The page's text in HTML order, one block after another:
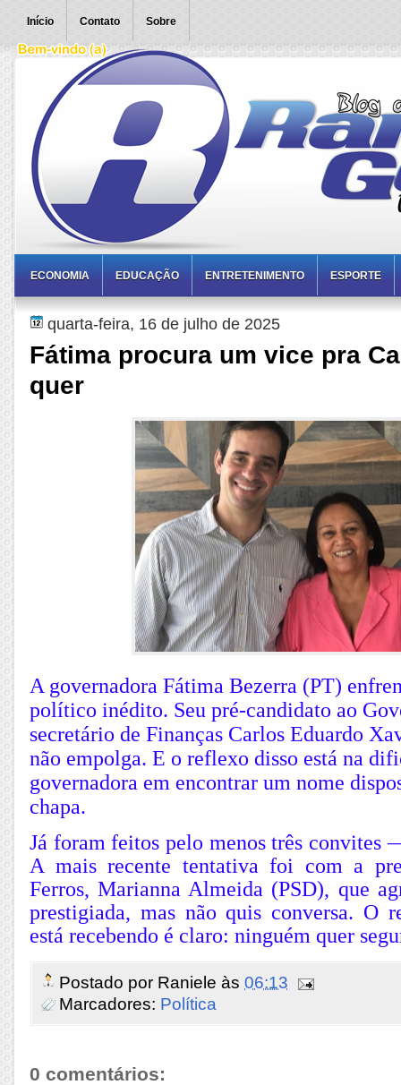
Início Contato Sobre
ECONOMIA EDUCAÇÃO ENTRETENIMENTO ESPORTE
quarta-feira, 16 de julho de 2025
Fátima procura um vice pra
quer
A governadora Fátima Bezerra (PT)
político inédito. Seu pré-candidato ao
secretário de Finanças Carlos Eduardo
não empolga. E o reflexo disso está na
governadora em encontrar um nome
chapa.
Já foram feitos pelo menos três convites
A mais recente tentativa foi com a
Ferros, Marianna Almeida (PSD), que
prestigiada, mas não quis conversa. O
está recebendo é claro: ninguém quer
Postado por Raniele às 06:13
Marcadores: Política
0 comentários: